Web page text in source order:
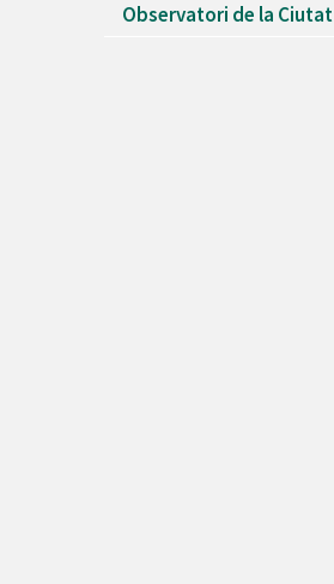
Observatori de la Ciutat